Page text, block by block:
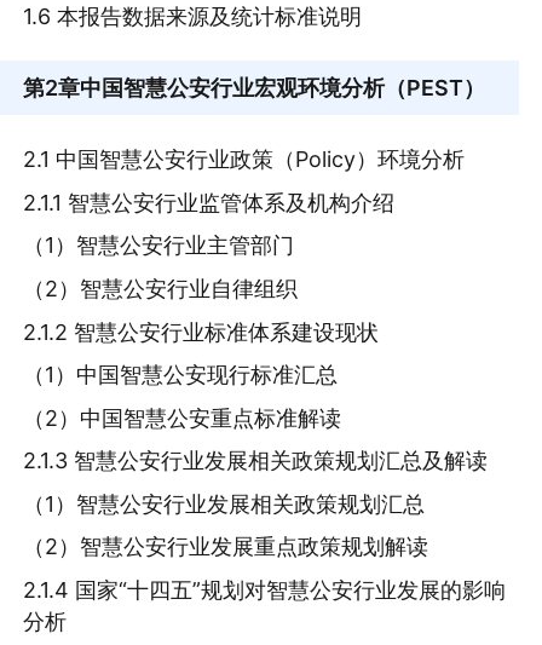
1.6 本报告数据来源及统计标准说明
第2章中国智慧公安行业宏观环境分析（PEST）
2.1 中国智慧公安行业政策（Policy）环境分析
2.1.1 智慧公安行业监管体系及机构介绍
（1）智慧公安行业主管部门
（2）智慧公安行业自律组织
2.1.2 智慧公安行业标准体系建设现状
（1）中国智慧公安现行标准汇总
（2）中国智慧公安重点标准解读
2.1.3 智慧公安行业发展相关政策规划汇总及解读
（1）智慧公安行业发展相关政策规划汇总
（2）智慧公安行业发展重点政策规划解读
2.1.4 国家“十四五”规划对智慧公安行业发展的影响
分析